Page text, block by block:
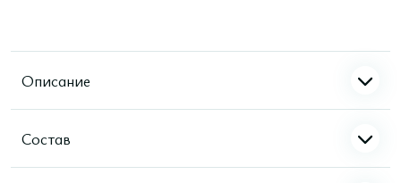
Описание
Состав